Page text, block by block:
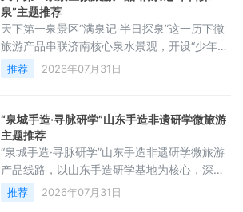
段；贯穿历下核心区，串联大明湖、解放阁等
泉城地标，融合红色研学与老城风光一体体
验。&emsp;&emsp;推荐线路：铁公祠→辛稼
轩纪念祠→中共山东省党史
泉”主题推荐
天下第一泉景区“满泉记·半日探泉”这一历下微
旅游产品串联济南核心泉水景观，开设“少年泉
水半日营”研学课程，让游客实现“观泉、游
泉、品泉”一站式体验，了解非遗手作糖画、古
展现济南泉水文化内核，突出泉城特色文旅优
势。&emsp;&emsp;推荐线路：趵突泉景区→
五龙潭景区→大明湖景区→辛弃疾-大明湖南门
&emsp;&emsp;满泉记·半日探泉，春意盎然
&emsp
推荐 2026年07月31日
“泉城手造·寻脉研学”山东手造非遗研学微旅游
主题推荐
“泉城手造·寻脉研学”山东手造非遗研学微旅游
产品线路，以山东手造研学基地为核心，深度
融合济南泉水文化、非遗手造与研学体验，打
造“半日研学+文化漫游”的轻量化微旅游产品。
推荐 2026年07月31日